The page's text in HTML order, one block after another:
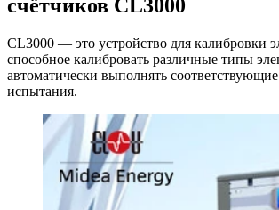
счётчиков CL3000
CL3000 — это устройство для калибровки
способное калибровать различные типы
автоматически выполнять
испытания.